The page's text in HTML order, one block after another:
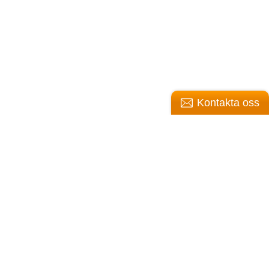
Kontakta oss